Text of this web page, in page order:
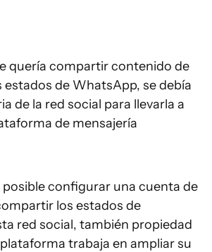
quería compartir contenido de
estados de WhatsApp, se debía
de la red social para llevarla a
de mensajería
configurar una cuenta de
los estados de
red social, también propiedad
trabaja en ampliar su